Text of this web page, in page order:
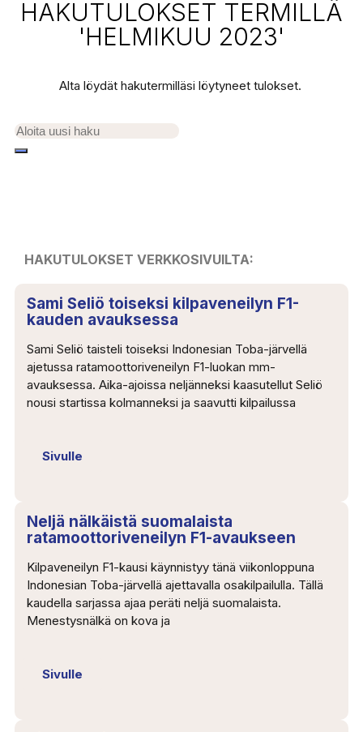
HAKUTULOKSET TERMILLÄ
'HELMIKUU 2023'
Alta löydät hakutermilläsi löytyneet tulokset.
HAKUTULOKSET VERKKOSIVUILTA:
Sami Seliö toiseksi kilpaveneilyn F1-
kauden avauksessa
Sami Seliö taisteli toiseksi Indonesian Toba-järvellä
ajetussa ratamoottoriveneilyn F1-luokan mm-
avauksessa. Aika-ajoissa neljänneksi kaasutellut Seliö
nousi startissa kolmanneksi ja saavutti kilpailussa
Sivulle
Neljä nälkäistä suomalaista
ratamoottoriveneilyn F1-avaukseen
Kilpaveneilyn F1-kausi käynnistyy tänä viikonloppuna
Indonesian Toba-järvellä ajettavalla osakilpailulla. Tällä
kaudella sarjassa ajaa peräti neljä suomalaista.
Menestysnälkä on kova ja
Sivulle